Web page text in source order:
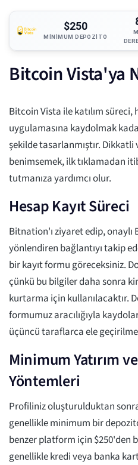
$250
MINIMUM DEPOZITO
Bitcoin Vista'ya
Bitcoin Vista ile katılım
uygulamasına kaydolmak
şekilde tasarlanmıştır. Dikkatli
benimsemek, ilk tıklamadan
tutmanıza yardımcı olur.
Hesap Kayıt Süreci
Bitnation'ı ziyaret edip, onaylı
yönlendiren bağlantıyı takip
bir kayıt formu göreceksiniz.
çünkü bu bilgiler daha sonra
kurtarma için kullanılacaktır.
formumuz aracılığıyla
üçüncü taraflarca ele geçirilme
Minimum Yatırım
Yöntemleri
Profiliniz oluşturulduktan
genellikle minimum bir
benzer platform için $250'den
genellikle kredi veya banka